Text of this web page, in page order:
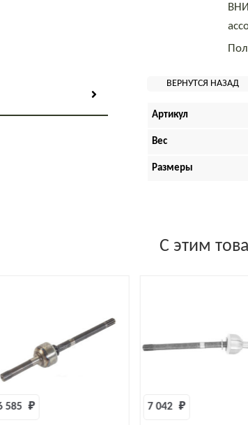
Артикул
Вес
Размеры
С этим
042 ₽